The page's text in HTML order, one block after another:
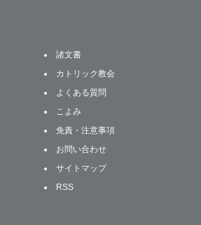
諸文書
カトリック教会
よくある質問
こよみ
免責・注意事項
お問い合わせ
サイトマップ
RSS